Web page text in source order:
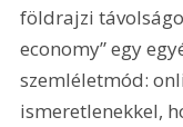
földrajzi
economy” egy
szemléletmód:
ismeretlenekkel,